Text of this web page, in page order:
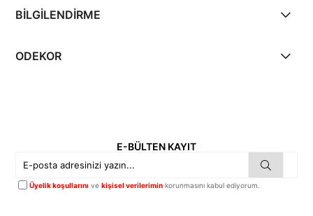
BİLGİLENDİRME
ODEKOR
E-BÜLTEN KAYIT
Üyelik koşullarını vekişisel verilerimin korunmasını kabul ediyorum.